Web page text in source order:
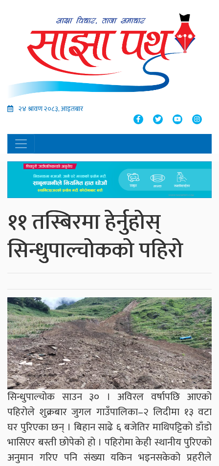
२४ श्रावण २०८३, आइतबार
११ तस्बिरमा हेर्नुहोस्
सिन्धुपाल्चोकको पहिरो
सिन्धुपाल्चोक साउन ३० । अविरल वर्षापछि आएको
पहिरोले शुक्रबार जुगल गाउँपालिका–२ लिदीमा १३ वटा
घर पुरिएका छन् । बिहान साढे ६ बजेतिर माथिपट्टिको डाँडो
भासिएर बस्ती छोपेको हो । पहिरोमा केही स्थानीय पुरिएको
अनुमान गरिए पनि स‌ंख्या यकिन भइनसकेको प्रहरीले